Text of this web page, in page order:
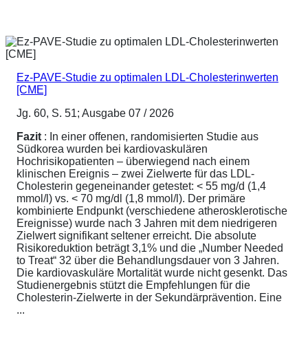
Ez-PAVE-Studie zu optimalen LDL-Cholesterinwerten
[CME]
Jg. 60, S. 51; Ausgabe 07 / 2026
Fazit : In einer offenen, randomisierten Studie aus
Südkorea wurden bei kardiovaskulären
Hochrisikopatienten – überwiegend nach einem
klinischen Ereignis – zwei Zielwerte für das LDL-
Cholesterin gegeneinander getestet: < 55 mg/d (1,4
mmol/l) vs. < 70 mg/dl (1,8 mmol/l). Der primäre
kombinierte Endpunkt (verschiedene atherosklerotische
Ereignisse) wurde nach 3 Jahren mit dem niedrigeren
Zielwert signifikant seltener erreicht. Die absolute
Risikoreduktion beträgt 3,1% und die „Number Needed
to Treat“ 32 über die Behandlungsdauer von 3 Jahren.
Die kardiovaskuläre Mortalität wurde nicht gesenkt. Das
Studienergebnis stützt die Empfehlungen für die
Cholesterin-Zielwerte in der Sekundärprävention. Eine
...